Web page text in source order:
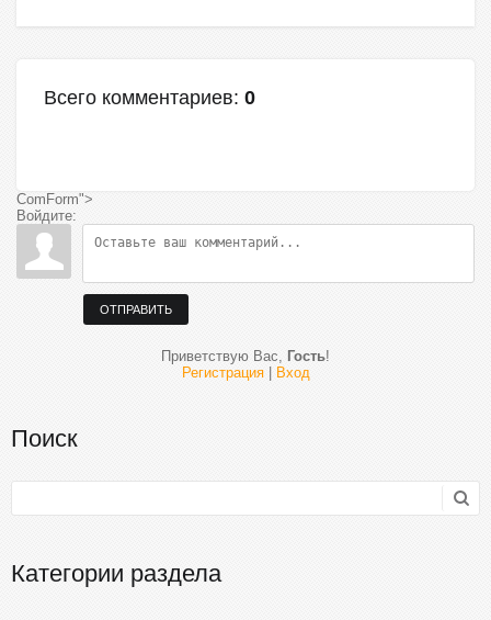
Всего комментариев: 0
ComForm">
Войдите:
ОТПРАВИТЬ
Приветствую Вас, Гость!
Регистрация| Вход
Поиск
Категории раздела